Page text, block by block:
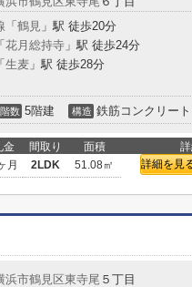
「 鶴見 」駅 徒歩20分
「 花月総持寺 」駅 徒歩24分
「 生麦 」駅 徒歩28分
階数 5階建 構造 鉄筋コンクリート
金 間取り 面積
月 2LDK 51.08㎡ 詳細を見
浜市鶴見区東寺尾 ５丁目